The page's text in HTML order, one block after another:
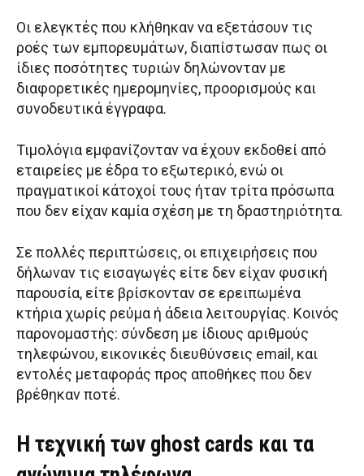
Οι ελεγκτές που κλήθηκαν να εξετάσουν τις
ροές των εμπορευμάτων, διαπίστωσαν πως οι
ίδιες ποσότητες τυριών δηλώνονταν με
διαφορετικές ημερομηνίες, προορισμούς και
συνοδευτικά έγγραφα.
Τιμολόγια εμφανίζονταν να έχουν εκδοθεί από
εταιρείες με έδρα το εξωτερικό, ενώ οι
πραγματικοί κάτοχοί τους ήταν τρίτα πρόσωπα
που δεν είχαν καμία σχέση με τη δραστηριότητα.
Σε πολλές περιπτώσεις, οι επιχειρήσεις που
δήλωναν τις εισαγωγές είτε δεν είχαν φυσική
παρουσία, είτε βρίσκονταν σε ερειπωμένα
κτήρια χωρίς ρεύμα ή άδεια λειτουργίας. Κοινός
παρονομαστής: σύνδεση με ίδιους αριθμούς
τηλεφώνου, εικονικές διευθύνσεις email, και
εντολές μεταφοράς προς αποθήκες που δεν
βρέθηκαν ποτέ.
Η τεχνική των ghost cards και τα